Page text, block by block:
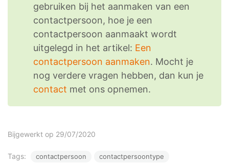
gebruiken bij het aanmaken van een
contactpersoon, hoe je een
contactpersoon aanmaakt wordt
uitgelegd in het artikel: Een
contactpersoon aanmaken. Mocht je
nog verdere vragen hebben, dan kun je
contact met ons opnemen.
Bijgewerkt op 29/07/2020
Tags: contactpersoon contactpersoontype